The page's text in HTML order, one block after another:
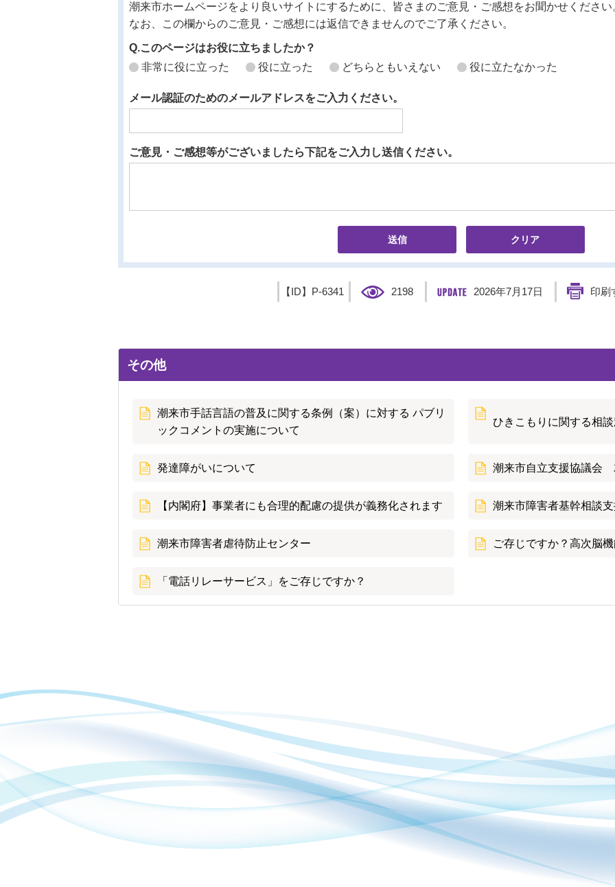
潮来市ホームページをより良いサイトにするために、皆さまのご意見・ご感想をお聞かせください
なお、この欄からのご意見・ご感想には返信できませんのでご了承ください。
Q.このページはお役に立ちましたか？
非常に役に立った
役に立った どちらともいえない 役に立たなかった
メール認証のためのメールアドレスをご入力ください。
ご意見・ご感想等がございましたら下記をご入力し送信ください。
【ID】 P-6341 2198 2026年7月17日 印刷
その他
潮来市手話言語の普及に関する条例（案）に対する パブリ
ックコメントの実施について
ひきこもりに関する相
発達障がいについて 潮来市自立支援協議
【内閣府】事業者にも合理的配慮の提供が義務化されます 潮来市障害者基幹相談
潮来市障害者虐待防止センター ご存じですか？高次脳
「電話リレーサービス」をご存じですか？